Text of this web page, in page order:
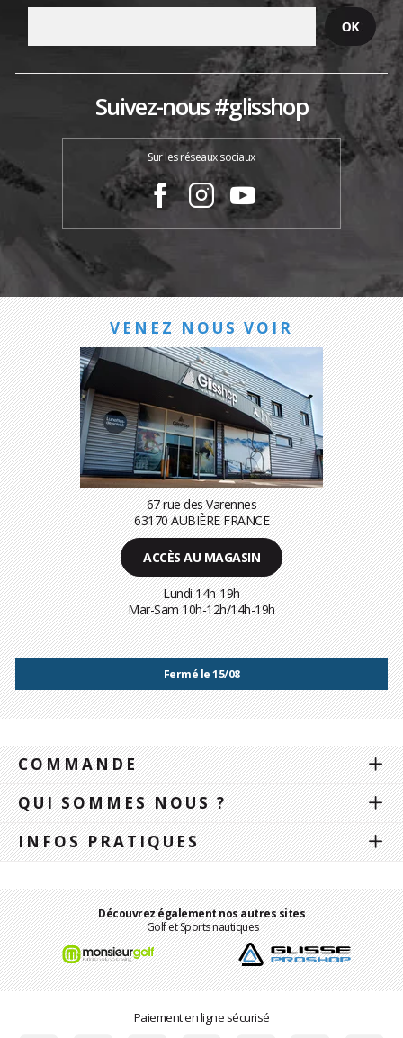
Suivez-nous #glisshop
Sur les réseaux sociaux
VENEZ NOUS VOIR
67 rue des Varennes
63170 AUBIÈRE FRANCE
ACCÈS AU MAGASIN
Lundi 14h-19h
Mar-Sam 10h-12h/14h-19h
Fermé le 15/08
COMMANDE
QUI SOMMES NOUS ?
INFOS PRATIQUES
Découvrez également nos autres sites
Golf et Sports nautiques
Paiement en ligne sécurisé